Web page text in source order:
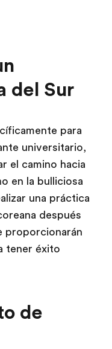
del Sur
para
universitario,
el camino hacia
en la bulliciosa
una práctica
después
proporcionarán
tener éxito
de